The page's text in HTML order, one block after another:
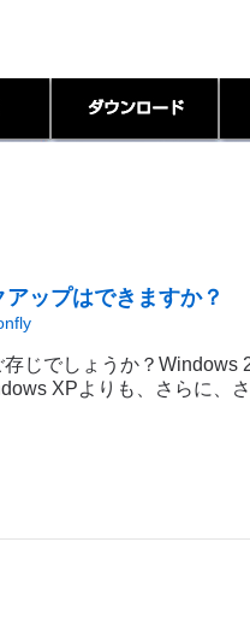
ップはできますか？
じでしょうか？Windows
XPよりも、さらに、